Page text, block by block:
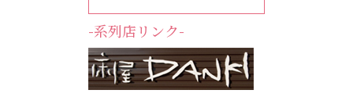
-系列店リンク-